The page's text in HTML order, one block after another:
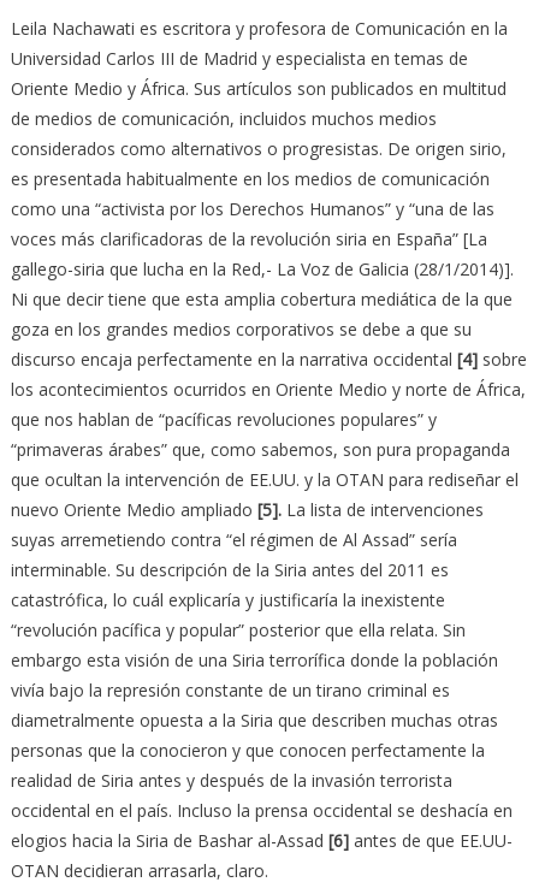
Leila Nachawati es escritora y profesora de Comunicación en la
Universidad Carlos III de Madrid y especialista en temas de
Oriente Medio y África. Sus artículos son publicados en multitud
de medios de comunicación, incluidos muchos medios
considerados como alternativos o progresistas. De origen sirio,
es presentada habitualmente en los medios de comunicación
como una “activista por los Derechos Humanos” y “una de las
voces más clarificadoras de la revolución siria en España” [La
gallego-siria que lucha en la Red,- La Voz de Galicia (28/1/2014)].
Ni que decir tiene que esta amplia cobertura mediática de la que
goza en los grandes medios corporativos se debe a que su
discurso encaja perfectamente en la narrativa occidental [4]sobre
los acontecimientos ocurridos en Oriente Medio y norte de África,
que nos hablan de “pacíficas revoluciones populares” y
“primaveras árabes” que, como sabemos, son pura propaganda
que ocultan la intervención de EE.UU. y la OTAN para rediseñar el
nuevo Oriente Medio ampliado [5].La lista de intervenciones
suyas arremetiendo contra “el régimen de Al Assad” sería
interminable. Su descripción de la Siria antes del 2011 es
catastrófica, lo cuál explicaría y justificaría la inexistente
“revolución pacífica y popular” posterior que ella relata. Sin
embargo esta visión de una Siria terrorífica donde la población
vivía bajo la represión constante de un tirano criminal es
diametralmente opuesta a la Siria que describen muchas otras
personas que la conocieron y que conocen perfectamente la
realidad de Siria antes y después de la invasión terrorista
occidental en el país. Incluso la prensa occidental se deshacía en
elogios hacia la Siria de Bashar al-Assad [6] antes de que EE.UU-
OTAN decidieran arrasarla, claro.